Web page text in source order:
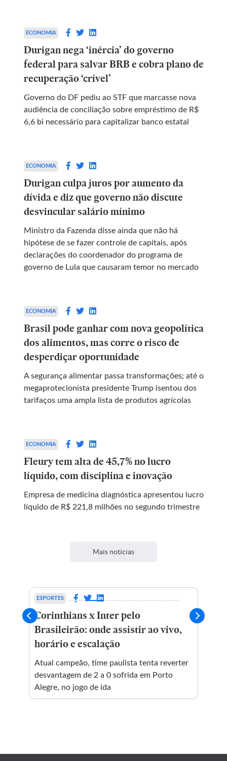
ECONOMIA
Durigan nega ‘inércia’ do governo
federal para salvar BRB e cobra plano de
recuperação ‘crível’
Governo do DF pediu ao STF que marcasse nova
audiência de conciliação sobre empréstimo de R$
6,6 bi necessário para capitalizar banco estatal
ECONOMIA
Durigan culpa juros por aumento da
dívida e diz que governo não discute
desvincular salário mínimo
Ministro da Fazenda disse ainda que não há
hipótese de se fazer controle de capitais, após
declarações do coordenador do programa de
governo de Lula que causaram temor no mercado
ECONOMIA
Brasil pode ganhar com nova geopolítica
dos alimentos, mas corre o risco de
desperdiçar oportunidade
A segurança alimentar passa transformações; até o
megaprotecionista presidente Trump isentou dos
tarifaços uma ampla lista de produtos agrícolas
ECONOMIA
Fleury tem alta de 45,7% no lucro
líquido, com disciplina e inovação
Empresa de medicina diagnóstica apresentou lucro
líquido de R$ 221,8 milhões no segundo trimestre
Mais notícias
ESPORTES
Corinthians x Inter pelo
Brasileirão: onde assistir ao vivo,
horário e escalação
Atual campeão, time paulista tenta reverter
desvantagem de 2 a 0 sofrida em Porto
Alegre, no jogo de ida